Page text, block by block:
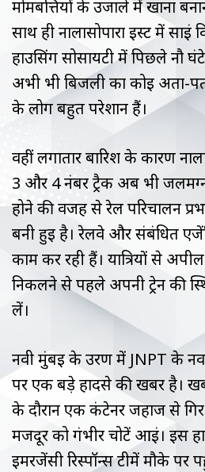
मोमबत्तियों के उजाले में खाना
साथ ही नालासोपारा ईस्ट में
हाउसिंग सोसायटी में पिछले नौ
अभी भी बिजली का कोई अता-
के लोग बहुत परेशान हैं।
वहीं लगातार बारिश के कारण
3 और 4 नंबर ट्रैक अब भी जलमग्न
होने की वजह से रेल परिचालन
बनी हुई है। रेलवे और संबंधित
काम कर रही हैं। यात्रियों से
निकलने से पहले अपनी ट्रेन की
लें।
नवी मुंबई के उरण में JNPT के नवा
पर एक बड़े हादसे की खबर है।
के दौरान एक कंटेनर जहाज से
मजदूर को गंभीर चोटें आईं। इस
इमरजेंसी रिस्पॉन्स टीमें मौके पर